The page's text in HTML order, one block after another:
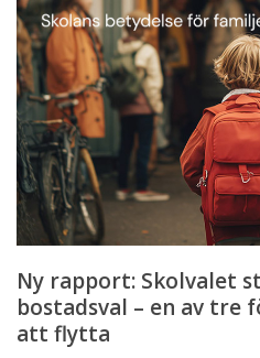
styr
familjers
bostadsval
en
tre
föräldrar
överväger
att
Ny rapport: Skolvalet
bostadsval – en av tre
att flytta